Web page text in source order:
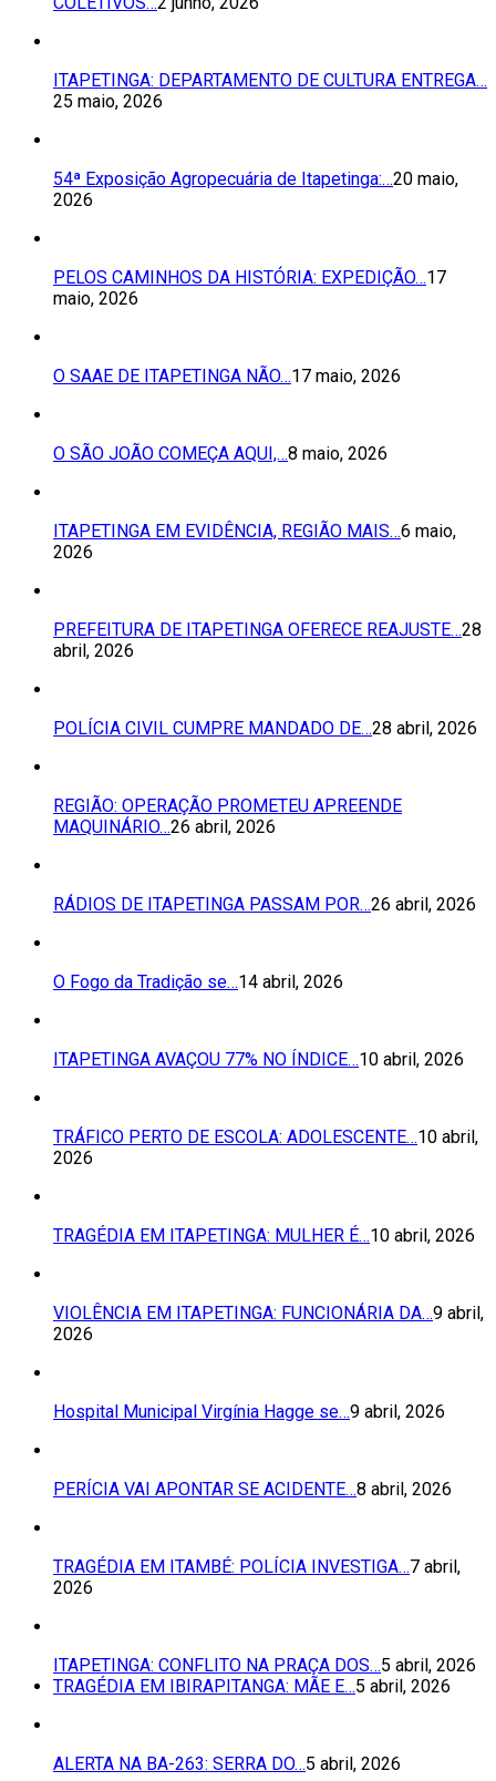
ITAPETINGA: DEPARTAMENTO DE CULTURA ENTREGA…
25 maio, 2026
54ª Exposição Agropecuária de Itapetinga:…20 maio,
2026
PELOS CAMINHOS DA HISTÓRIA: EXPEDIÇÃO…17
maio, 2026
O SAAE DE ITAPETINGA NÃO…17 maio, 2026
O SÃO JOÃO COMEÇA AQUI,…8 maio, 2026
ITAPETINGA EM EVIDÊNCIA, REGIÃO MAIS…6 maio,
2026
PREFEITURA DE ITAPETINGA OFERECE REAJUSTE…28
abril, 2026
POLÍCIA CIVIL CUMPRE MANDADO DE…28 abril, 2026
REGIÃO: OPERAÇÃO PROMETEU APREENDE
MAQUINÁRIO…26 abril, 2026
RÁDIOS DE ITAPETINGA PASSAM POR…26 abril, 2026
O Fogo da Tradição se…14 abril, 2026
ITAPETINGA AVAÇOU 77% NO ÍNDICE…10 abril, 2026
TRÁFICO PERTO DE ESCOLA: ADOLESCENTE…10 abril,
2026
TRAGÉDIA EM ITAPETINGA: MULHER É…10 abril, 2026
VIOLÊNCIA EM ITAPETINGA: FUNCIONÁRIA DA…9 abril,
2026
Hospital Municipal Virgínia Hagge se…9 abril, 2026
PERÍCIA VAI APONTAR SE ACIDENTE…8 abril, 2026
TRAGÉDIA EM ITAMBÉ: POLÍCIA INVESTIGA…7 abril,
2026
ITAPETINGA: CONFLITO NA PRAÇA DOS…5 abril, 2026
TRAGÉDIA EM IBIRAPITANGA: MÃE E…5 abril, 2026
ALERTA NA BA-263: SERRA DO…5 abril, 2026